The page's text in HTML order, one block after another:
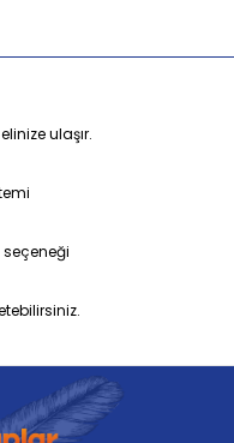
ulaşır.